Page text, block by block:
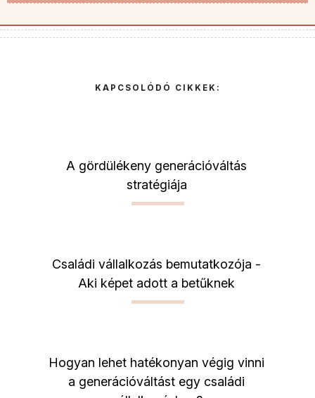
KAPCSOLÓDÓ CIKKEK:
A gördülékeny generációváltás
stratégiája
Családi vállalkozás bemutatkozója -
Aki képet adott a betűknek
Hogyan lehet hatékonyan végig vinni
a generációváltást egy családi